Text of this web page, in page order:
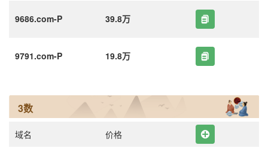
9686.com-P 39.8万
9791.com-P 19.8万
3数
域名 价格